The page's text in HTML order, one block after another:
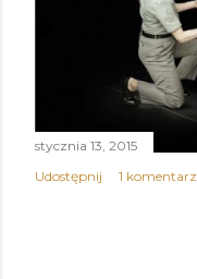
stycznia 13, 2015
Udostępnij
1 komentarz